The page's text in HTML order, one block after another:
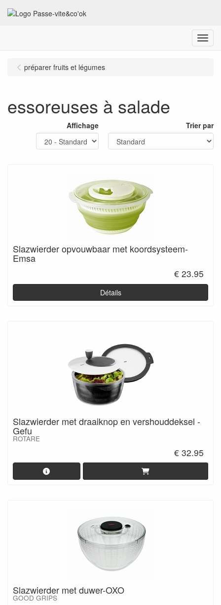
Menu
préparer fruits et légumes
essoreuses à salade
Affichage Trier par
Slazwierder opvouwbaar met koordsysteem-
Emsa
€ 23.95
Détails
Slazwierder met draaiknop en vershouddeksel -
Gefu
ROTARE
€ 32.95
Slazwierder met duwer-OXO
GOOD GRIPS